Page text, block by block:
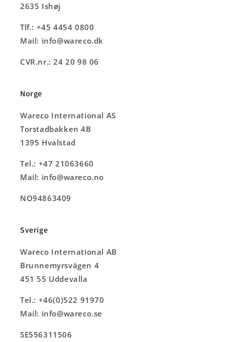
2635 Ishøj
Tlf.: +45 4454 0800
Mail: info@wareco.dk
CVR.nr.: 24 20 98 06
Norge
Wareco International AS
Torstadbakken 4B
1395 Hvalstad
Tel.: +47 21063660
Mail: info@wareco.no
NO94863409
Sverige
Wareco International AB
Brunnemyrsvägen 4
451 55 Uddevalla
Tel.: +46(0)522 91970
Mail: info@wareco.se
SE556311506